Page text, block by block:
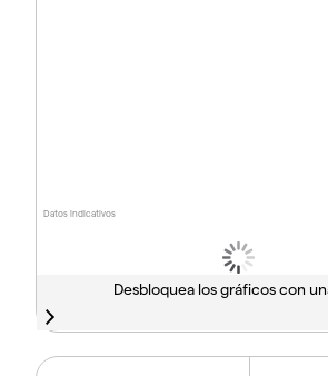
Datos indicativos
Desbloquea los gráficos con